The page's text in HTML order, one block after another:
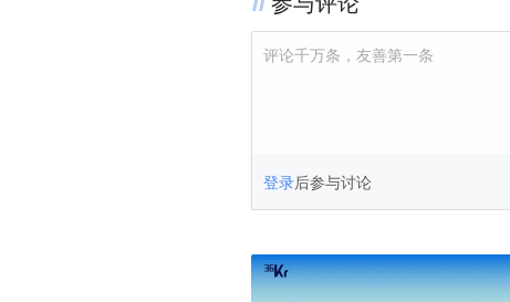
评论千万条，友善第一条
登录后参与讨论